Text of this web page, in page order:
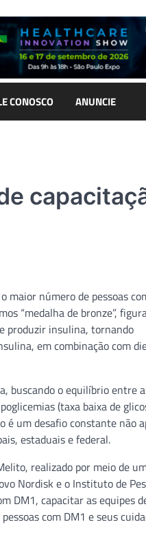
CONOSCO ANUNCIE
maior número de pessoas
“medalha de bronze”,
produzir insulina, tornando
em combinação com
buscando o equilíbrio entre
(taxa baixa de
é um desafio constante não
estaduais e federal.
realizado por meio de
Nordisk e o Instituto de
DM1, capacitar as equipes
com DM1 e seus